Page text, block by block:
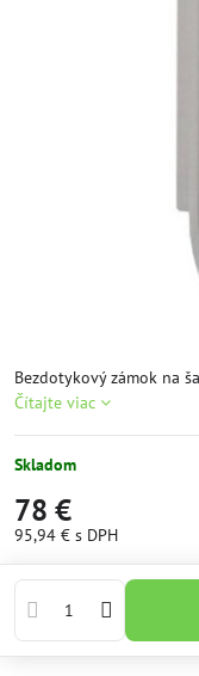
Bezdotykový zámok na
Čítajte viac
Skladom
78 €
95,94 € s DPH